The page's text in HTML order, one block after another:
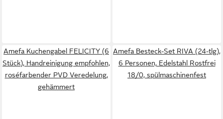
Amefa Kuchengabel FELICITY (6
Stück), Handreinigung empfohlen,
roséfarbender PVD Veredelung,
gehämmert
Amefa Besteck-Set RIVA (24-tlg),
6 Personen, Edelstahl Rostfrei
18/0, spülmaschinenfest